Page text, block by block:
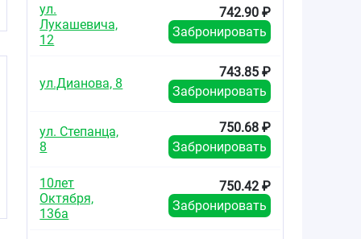
ул.
Лукашевича,
12
742.90 ₽
Забронировать
ул.Дианова, 8
743.85 ₽
Забронировать
ул. Степанца,
8
750.68 ₽
Забронировать
10лет
Октября,
136а
750.42 ₽
Забронировать